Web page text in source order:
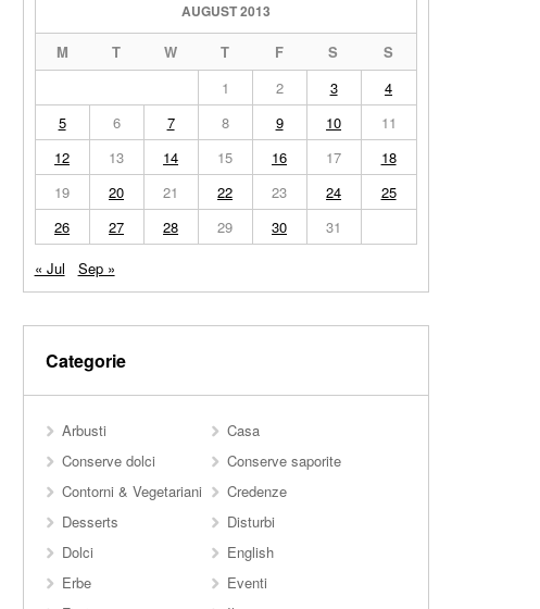
AUGUST 2013
M T W T F S
S
1
2 3
4
5
6 7 8 9 10
11
12
13 14 15 16 17
18
19
20 21 22 23 24
25
26
27 28 29 30
31
« Jul
Sep »
Categorie
Arbusti
Casa
Conserve dolci
Conserve saporite
Contorni & Vegetariani
Credenze
Desserts
Disturbi
Dolci
English
Erbe
Eventi